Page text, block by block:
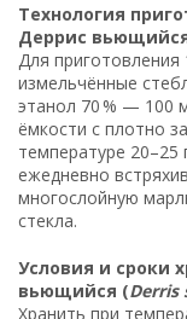
Технология
Деррис
Для приготовления
измельчённые
этанол 70 % — 100
ёмкости с плотно
температуре 20–25
ежедневно
многослойную
стекла.
Условия и сроки
вьющийся (Derris
Хранить при